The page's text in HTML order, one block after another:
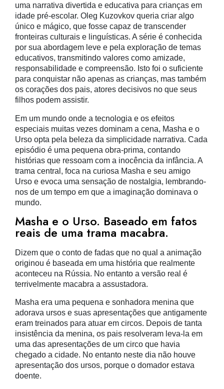
uma narrativa divertida e educativa para crianças em
idade pré-escolar. Oleg Kuzovkov queria criar algo
único e mágico, que fosse capaz de transcender
fronteiras culturais e linguísticas. A série é conhecida
por sua abordagem leve e pela exploração de temas
educativos, transmitindo valores como amizade,
responsabilidade e compreensão. Isto foi o suficiente
para conquistar não apenas as crianças, mas também
os corações dos pais, atores decisivos no que seus
filhos podem assistir.
Em um mundo onde a tecnologia e os efeitos
especiais muitas vezes dominam a cena, Masha e o
Urso opta pela beleza da simplicidade narrativa. Cada
episódio é uma pequena obra-prima, contando
histórias que ressoam com a inocência da infância. A
trama central, foca na curiosa Masha e seu amigo
Urso e evoca uma sensação de nostalgia, lembrando-
nos de um tempo em que a imaginação dominava o
mundo.
Masha e o Urso. Baseado em fatos
reais de uma trama macabra.
Dizem que o conto de fadas que no qual a animação
originou é baseada em uma história que realmente
aconteceu na Rússia. No entanto a versão real é
terrivelmente macabra a assustadora.
Masha era uma pequena e sonhadora menina que
adorava ursos e suas apresentações que antigamente
eram treinados para atuar em circos. Depois de tanta
insistência da menina, os pais resolveram leva-la em
uma das apresentações de um circo que havia
chegado a cidade. No entanto neste dia não houve
apresentação dos ursos, porque o domador estava
doente.